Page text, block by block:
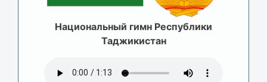
Национальный гимн Республики
Таджикистан